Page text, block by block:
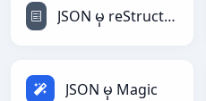
JSON မှ reStructuredText
JSON မှ Magic